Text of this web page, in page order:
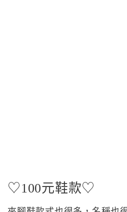
♡100元鞋款♡